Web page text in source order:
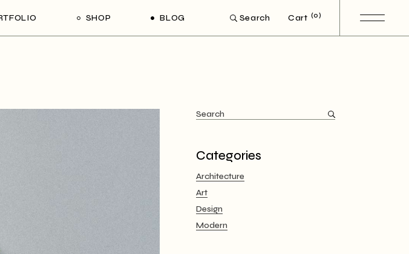
SHOP BLOG Search Cart (0)
Search
for:
Categories
Architecture
Art
Design
Modern